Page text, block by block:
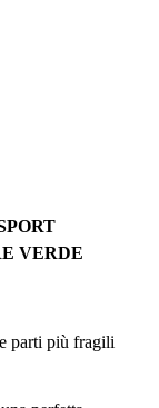
VERDE
parti più fragili